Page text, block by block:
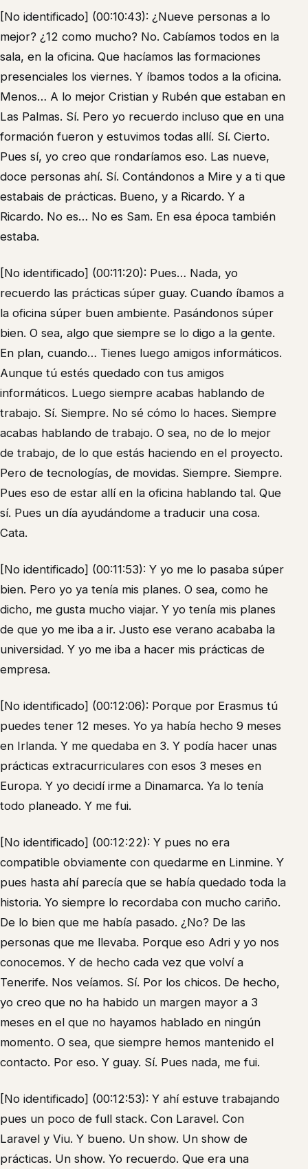
[No identificado] (00:10:43): ¿Nueve personas a lo
mejor? ¿12 como mucho? No. Cabíamos todos en la
sala, en la oficina. Que hacíamos las formaciones
presenciales los viernes. Y íbamos todos a la oficina.
Menos… A lo mejor Cristian y Rubén que estaban en
Las Palmas. Sí. Pero yo recuerdo incluso que en una
formación fueron y estuvimos todas allí. Sí. Cierto.
Pues sí, yo creo que rondaríamos eso. Las nueve,
doce personas ahí. Sí. Contándonos a Mire y a ti que
estabais de prácticas. Bueno, y a Ricardo. Y a
Ricardo. No es… No es Sam. En esa época también
estaba.
[No identificado] (00:11:20): Pues… Nada, yo
recuerdo las prácticas súper guay. Cuando íbamos a
la oficina súper buen ambiente. Pasándonos súper
bien. O sea, algo que siempre se lo digo a la gente.
En plan, cuando… Tienes luego amigos informáticos.
Aunque tú estés quedado con tus amigos
informáticos. Luego siempre acabas hablando de
trabajo. Sí. Siempre. No sé cómo lo haces. Siempre
acabas hablando de trabajo. O sea, no de lo mejor
de trabajo, de lo que estás haciendo en el proyecto.
Pero de tecnologías, de movidas. Siempre. Siempre.
Pues eso de estar allí en la oficina hablando tal. Que
sí. Pues un día ayudándome a traducir una cosa.
Cata.
[No identificado] (00:11:53): Y yo me lo pasaba súper
bien. Pero yo ya tenía mis planes. O sea, como he
dicho, me gusta mucho viajar. Y yo tenía mis planes
de que yo me iba a ir. Justo ese verano acababa la
universidad. Y yo me iba a hacer mis prácticas de
empresa.
[No identificado] (00:12:06): Porque por Erasmus tú
puedes tener 12 meses. Yo ya había hecho 9 meses
en Irlanda. Y me quedaba en 3. Y podía hacer unas
prácticas extracurriculares con esos 3 meses en
Europa. Y yo decidí irme a Dinamarca. Ya lo tenía
todo planeado. Y me fui.
[No identificado] (00:12:22): Y pues no era
compatible obviamente con quedarme en Linmine. Y
pues hasta ahí parecía que se había quedado toda la
historia. Yo siempre lo recordaba con mucho cariño.
De lo bien que me había pasado. ¿No? De las
personas que me llevaba. Porque eso Adri y yo nos
conocemos. Y de hecho cada vez que volví a
Tenerife. Nos veíamos. Sí. Por los chicos. De hecho,
yo creo que no ha habido un margen mayor a 3
meses en el que no hayamos hablado en ningún
momento. O sea, que siempre hemos mantenido el
contacto. Por eso. Y guay. Sí. Pues nada, me fui.
[No identificado] (00:12:53): Y ahí estuve trabajando
pues un poco de full stack. Con Laravel. Con
Laravel y Viu. Y bueno. Un show. Un show de
prácticas. Un show. Yo recuerdo. Que era una